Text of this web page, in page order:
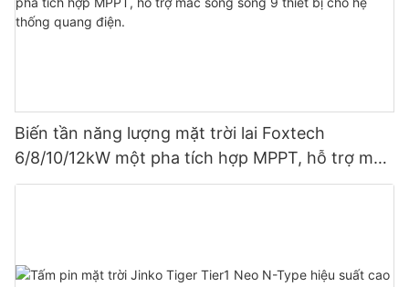
Biến tần năng lượng mặt trời lai Foxtech
6/8/10/12kW một pha tích hợp MPPT, hỗ trợ mắc
song song 9 thiết bị cho hệ thống quang điện.